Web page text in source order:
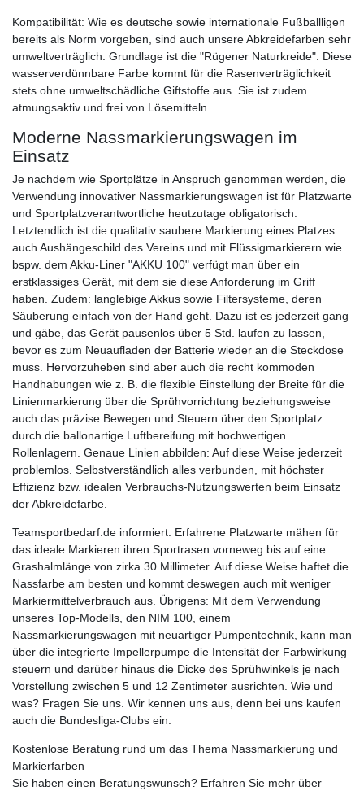
Kompatibilität: Wie es deutsche sowie internationale Fußballligen
bereits als Norm vorgeben, sind auch unsere Abkreidefarben sehr
umweltverträglich. Grundlage ist die "Rügener Naturkreide". Diese
wasserverdünnbare Farbe kommt für die Rasenverträglichkeit
stets ohne umweltschädliche Giftstoffe aus. Sie ist zudem
atmungsaktiv und frei von Lösemitteln.
Moderne Nassmarkierungswagen im
Einsatz
Je nachdem wie Sportplätze in Anspruch genommen werden, die
Verwendung innovativer Nassmarkierungswagen ist für Platzwarte
und Sportplatzverantwortliche heutzutage obligatorisch.
Letztendlich ist die qualitativ saubere Markierung eines Platzes
auch Aushängeschild des Vereins und mit Flüssigmarkierern wie
bspw. dem Akku-Liner "AKKU 100" verfügt man über ein
erstklassiges Gerät, mit dem sie diese Anforderung im Griff
haben. Zudem: langlebige Akkus sowie Filtersysteme, deren
Säuberung einfach von der Hand geht. Dazu ist es jederzeit gang
und gäbe, das Gerät pausenlos über 5 Std. laufen zu lassen,
bevor es zum Neuaufladen der Batterie wieder an die Steckdose
muss. Hervorzuheben sind aber auch die recht kommoden
Handhabungen wie z. B. die flexible Einstellung der Breite für die
Linienmarkierung über die Sprühvorrichtung beziehungsweise
auch das präzise Bewegen und Steuern über den Sportplatz
durch die ballonartige Luftbereifung mit hochwertigen
Rollenlagern. Genaue Linien abbilden: Auf diese Weise jederzeit
problemlos. Selbstverständlich alles verbunden, mit höchster
Effizienz bzw. idealen Verbrauchs-Nutzungswerten beim Einsatz
der Abkreidefarbe.
Teamsportbedarf.de informiert: Erfahrene Platzwarte mähen für
das ideale Markieren ihren Sportrasen vorneweg bis auf eine
Grashalmlänge von zirka 30 Millimeter. Auf diese Weise haftet die
Nassfarbe am besten und kommt deswegen auch mit weniger
Markiermittelverbrauch aus. Übrigens: Mit dem Verwendung
unseres Top-Modells, den NIM 100, einem
Nassmarkierungswagen mit neuartiger Pumpentechnik, kann man
über die integrierte Impellerpumpe die Intensität der Farbwirkung
steuern und darüber hinaus die Dicke des Sprühwinkels je nach
Vorstellung zwischen 5 und 12 Zentimeter ausrichten. Wie und
was? Fragen Sie uns. Wir kennen uns aus, denn bei uns kaufen
auch die Bundesliga-Clubs ein.
Kostenlose Beratung rund um das Thema Nassmarkierung und
Markierfarben
Sie haben einen Beratungswunsch? Erfahren Sie mehr über